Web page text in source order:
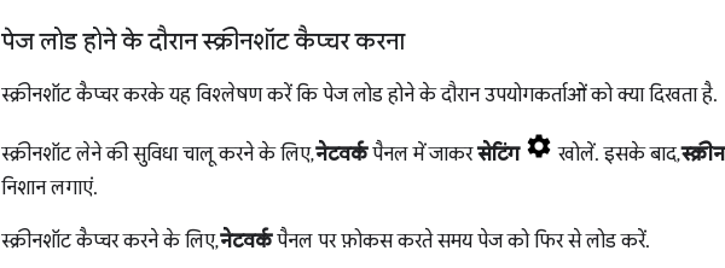
पेज लोड होने के दौरान स्क्रीनशॉट कैप्चर करना
स्क्रीनशॉट कैप्चर करके यह विश्लेषण करें कि पेज लोड होने के दौरान उपयोगकर्ताओं को क्या दिखता है.
स्क्रीनशॉट लेने की सुविधा चालू करने के लिए,नेटवर्कपैनल में जाकरसेटिंग खोलें. इसके बाद,
निशान लगाएं.
स्क्रीनशॉट कैप्चर करने के लिए,नेटवर्कपैनल पर फ़ोकस करते समय पेज को फिर से लोड करें.